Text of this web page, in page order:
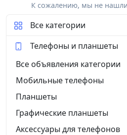
К сожалению, мы не нашли
Все категории
Телефоны и планшеты
Все объявления категории
Мобильные телефоны
Планшеты
Графические планшеты
Аксессуары для телефонов